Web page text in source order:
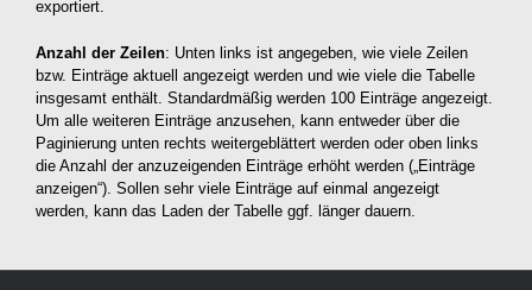
exportiert.
Anzahl der Zeilen: Unten links ist angegeben, wie viele Zeilen
bzw. Einträge aktuell angezeigt werden und wie viele die Tabelle
insgesamt enthält. Standardmäßig werden 100 Einträge angezeigt.
Um alle weiteren Einträge anzusehen, kann entweder über die
Paginierung unten rechts weitergeblättert werden oder oben links
die Anzahl der anzuzeigenden Einträge erhöht werden („Einträge
anzeigen“). Sollen sehr viele Einträge auf einmal angezeigt
werden, kann das Laden der Tabelle ggf. länger dauern.